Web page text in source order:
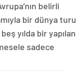
belirli
bir dünya turu
beş yılda bir yapılan
sadece